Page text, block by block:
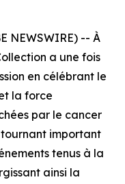
NEWSWIRE) -- À
a une fois
en célébrant le
la force
par le cancer
important
tenus à la
ainsi la